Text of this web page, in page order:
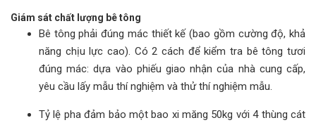
Giám sát chất lượng bê tông
Bê tông phải đúng mác thiết kế (bao gồm cường độ, khả
năng chịu lực cao). Có 2 cách để kiểm tra bê tông tươi
đúng mác: dựa vào phiếu giao nhận của nhà cung cấp,
yêu cầu lấy mẫu thí nghiệm và thử thí nghiệm mẫu.
Tỷ lệ pha đảm bảo một bao xi măng 50kg với 4 thùng cát